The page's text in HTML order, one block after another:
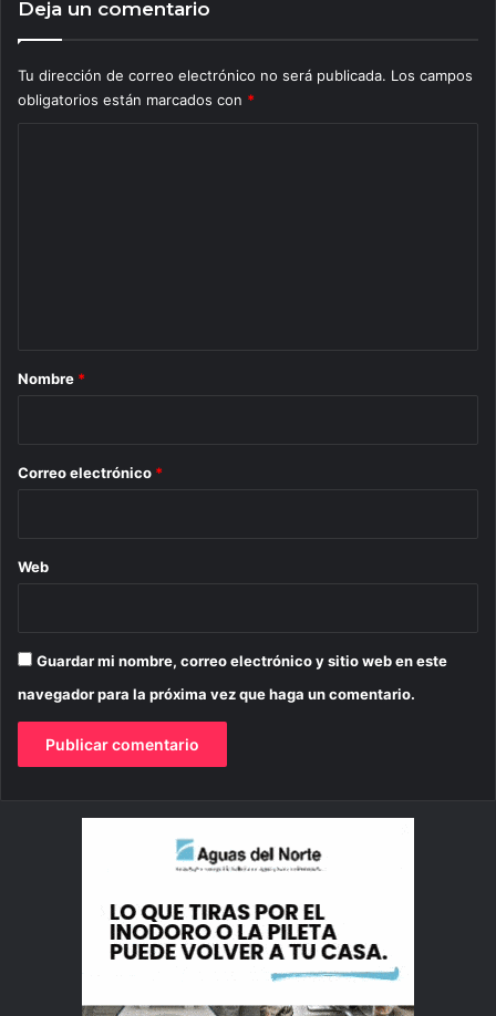
Deja un comentario
Tu dirección de correo electrónico no será publicada. Los campos
obligatorios están marcados con *
r
*
Nombre *
Correo electrónico *
Web
Guardar mi nombre, correo electrónico y sitio web en este
navegador para la próxima vez que haga un comentario.